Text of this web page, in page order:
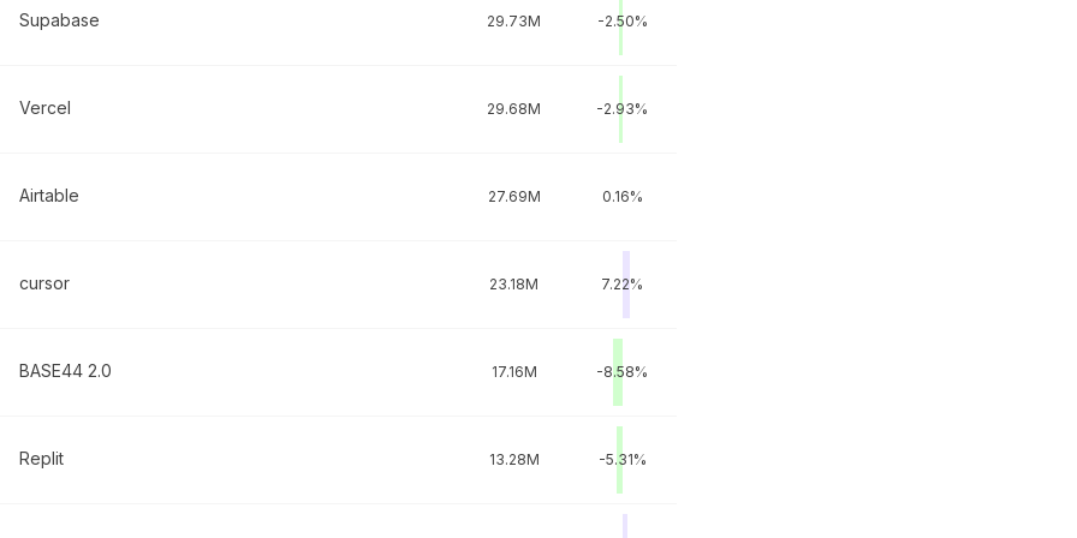
Supabase 29.73M -2.50%
Vercel 29.68M -2.93%
Airtable 27.69M 0.16%
cursor 23.18M 7.22%
BASE44 2.0 17.16M -8.58%
Replit 13.28M -5.31%